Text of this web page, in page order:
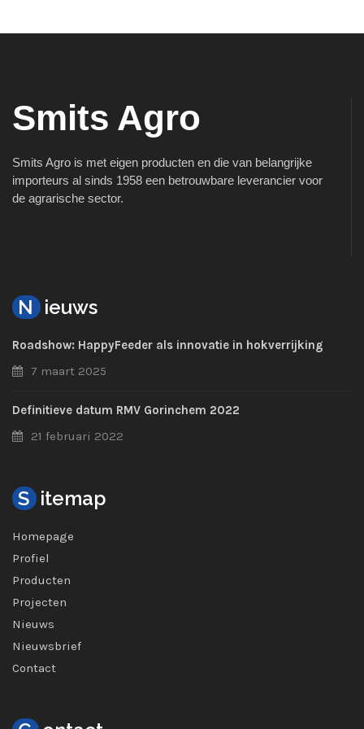
Smits Agro
Smits Agro is met eigen producten en die van belangrijke
importeurs al sinds 1958 een betrouwbare leverancier voor
de agrarische sector.
N ieuws
Roadshow: HappyFeeder als innovatie in hokverrijking
7 maart 2025
Definitieve datum RMV Gorinchem 2022
21 februari 2022
S itemap
Homepage
Profiel
Producten
Projecten
Nieuws
Nieuwsbrief
Contact